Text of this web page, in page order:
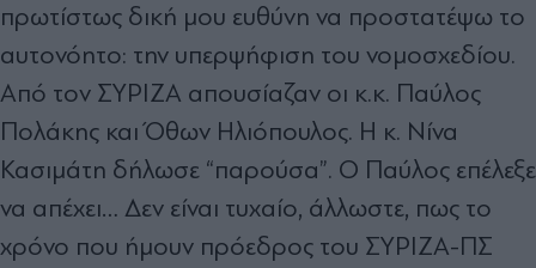
πρωτίστως δική μου ευθύνη να προστατέψω το
αυτονόητο: την υπερψήφιση του νομοσχεδίου.
Από τον ΣΥΡΙΖΑ απουσίαζαν οι κ.κ. Παύλος
Πολάκης και Όθων Ηλιόπουλος. Η κ. Νίνα
Κασιμάτη δήλωσε “παρούσα”. Ο Παύλος επέλεξε
να απέχει… Δεν είναι τυχαίο, άλλωστε, πως το
χρόνο που ήμουν πρόεδρος του ΣΥΡΙΖΑ-ΠΣ